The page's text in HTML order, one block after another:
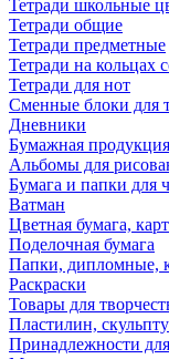
Тетради школьные
Тетради общие
Тетради предметные
Тетради на кольцах
Тетради для нот
Сменные блоки для
Дневники
Бумажная продукция
Альбомы для
Бумага и папки для
Ватман
Цветная бумага,
Поделочная бумага
Папки, дипломные,
Раскраски
Товары для
Пластилин,
Принадлежности